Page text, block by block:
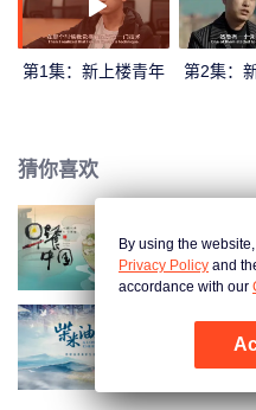
第1集：新上楼青年 第2集：
猜你喜欢
早餐中
柴米油
By using the
Privacy Policy and
accordance with our